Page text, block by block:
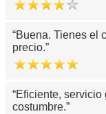
Buena. Tienes el
precio.
Eficiente, servicio
costumbre.